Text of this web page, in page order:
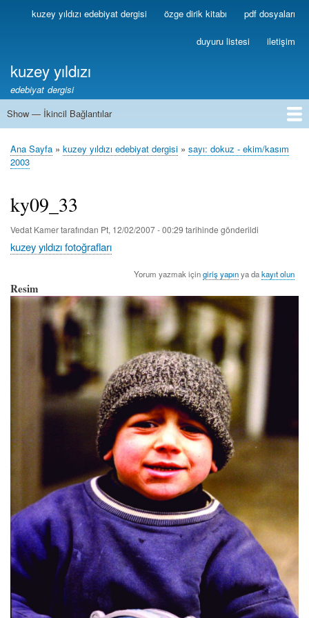
Ana
içeriğe
Birincilkuzey yıldızı edebiyat dergisi özge dirik kitabı pdf dosyaları
duyuru listesi iletişim
kuzey yıldızı
edebiyat dergisi
İkincil
Show — İkincil Bağlantılar
1
2
3
4
5
6
7
8
9
10
11
12
13
Sayfa
Ana Sayfa kuzey yıldızı edebiyat dergisi
sayı: dokuz - ekim/kasım
2003
ky09_33
Vedat Kamertarafından Pt, 12/02/2007 - 00:29 tarihinde gönderildi
kuzey yıldızı fotoğrafları
Yorum yazmak içingiriş yapınya dakayıt olun
Resim